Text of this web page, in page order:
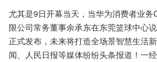
尤其是9日开幕当天，当华为消费者业
限公司常务董事余承东在东莞篮球中心
正式发布，未来将打造全场景智慧生活
闻、人民日报等媒体纷纷头条报道！一